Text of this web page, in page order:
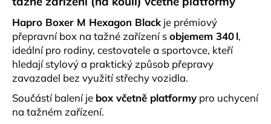
Hapro Boxer M Hexagon Black je prémiový
přepravní box na tažné zařízení sobjemem 340 l,
ideální pro rodiny, cestovatele a sportovce, kteří
hledají stylový a praktický způsob přepravy
zavazadel bez využití střechy vozidla.
Součástí balení je box včetně platformy pro uchycení
na tažném zařízení.
j
e
m
e
STŘEŠNÍ
NOSIČE
ATERA
SIGNO